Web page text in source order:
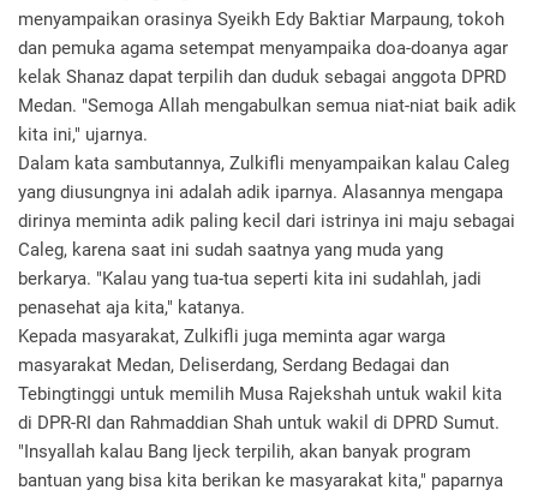
menyampaikan orasinya Syeikh Edy Baktiar Marpaung, tokoh
dan pemuka agama setempat menyampaika doa-doanya agar
kelak Shanaz dapat terpilih dan duduk sebagai anggota DPRD
Medan. "Semoga Allah mengabulkan semua niat-niat baik adik
kita ini," ujarnya.
Dalam kata sambutannya, Zulkifli menyampaikan kalau Caleg
yang diusungnya ini adalah adik iparnya. Alasannya mengapa
dirinya meminta adik paling kecil dari istrinya ini maju sebagai
Caleg, karena saat ini sudah saatnya yang muda yang
berkarya. "Kalau yang tua-tua seperti kita ini sudahlah, jadi
penasehat aja kita," katanya.
Kepada masyarakat, Zulkifli juga meminta agar warga
masyarakat Medan, Deliserdang, Serdang Bedagai dan
Tebingtinggi untuk memilih Musa Rajekshah untuk wakil kita
di DPR-RI dan Rahmaddian Shah untuk wakil di DPRD Sumut.
"Insyallah kalau Bang Ijeck terpilih, akan banyak program
bantuan yang bisa kita berikan ke masyarakat kita," paparnya